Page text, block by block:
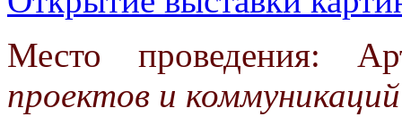
Место проведения:
проектов и коммуникаций